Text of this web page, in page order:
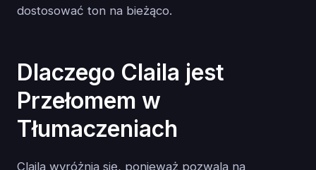
dostosować ton na bieżąco.
Dlaczego Claila jest
Przełomem w
Tłumaczeniach
Claila wyróżnia się, ponieważ pozwala na